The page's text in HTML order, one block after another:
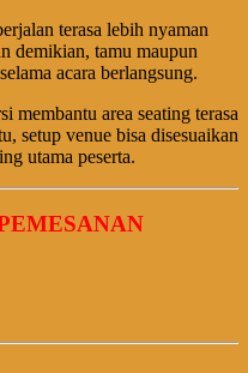
terasa lebih nyaman
demikian, tamu maupun
acara berlangsung.
membantu area seating terasa
setup venue bisa disesuaikan
utama peserta.